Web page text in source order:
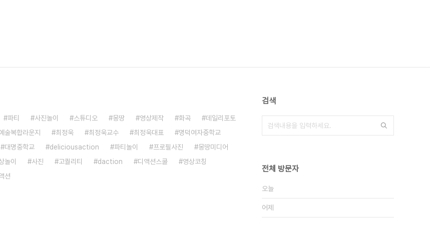
파티 사진놀이 스튜디오 몽땅 영상제작 화곡
데일리포토
술복합라운지 최정욱 최정욱교수 최정욱대표
명덕여자중학교
대명중학교 deliciousaction 파티놀이 프로필사진
몽땅미디어
놀이 사진 고퀄리티 daction 디액션스쿨
영상코칭
션
검색
전체 방문자
오늘
어제